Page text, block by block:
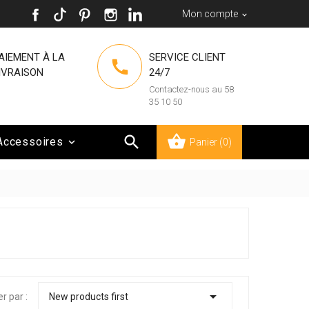
Mon compte 
À LA

SERVICE CLIENT
24/7
Contactez-nous au 58
35 10 50
  Panier (0)
par : New products first 